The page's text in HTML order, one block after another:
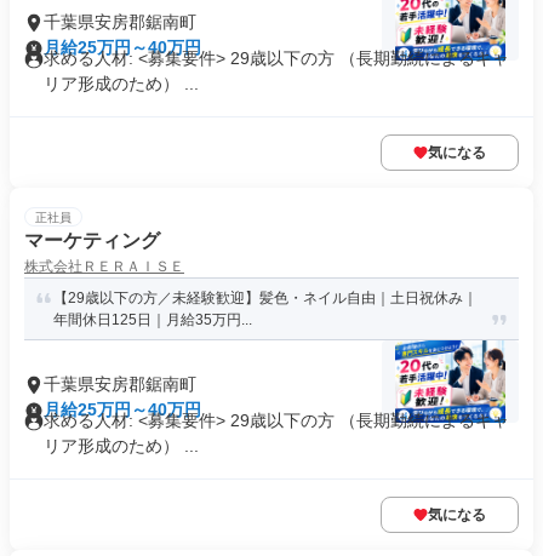
千葉県安房郡鋸南町
月給25万円～40万円
求める人材: <募集要件> 29歳以下の方 （長期勤続によるキャ
リア形成のため） ...
気になる
正社員
マーケティング
株式会社ＲＥＲＡＩＳＥ
【29歳以下の方／未経験歓迎】髪色・ネイル自由｜土日祝休み｜
年間休日125日｜月給35万円...
千葉県安房郡鋸南町
月給25万円～40万円
求める人材: <募集要件> 29歳以下の方 （長期勤続によるキャ
リア形成のため） ...
気になる